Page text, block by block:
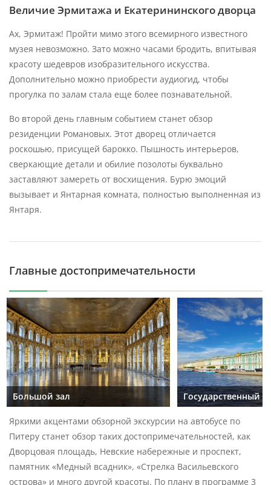
установлены соответствующие информационные
указатели. Сотрудники Эрмитажа будут дежурить в
местах разветвления маршрутов и подскажут
направление к интересующему вас залу или экспонату.
попросить вас предъявить входной билет и направить
в сторону выхода, если время вашего сеанса истекло.
2 день
11:15 – экскурсия в Пушкин с посещением
Вы побываете в Пушкине или Царском Селе. Второе
предстоит путешествие в одну из царских резиденций
Дома Романовых. Вы посетите Екатерининский дворец,
считающийся одним из главных шедевров барокко.
Сможете оценить красоту и роскошь парадных
интерьеров, оценить наряд Янтарной комнаты.
В летнее время (с 15.04 по 30.10) также состоится
экскурсия по великолепному парку
На территории дворцово-паркового комплекса
находится более 100 памятников, архитектурных
сооружений и павильонов. Наиболее известные -
Холодные бани с Агатовыми комнатами, Камеронову
галерею, Висячие сады, Гранитную террасу, Нижние и
Верхние ванны, вы увидите на нашей экскурсии.
Величие Эрмитажа и Екатерининского дворца
Ах, Эрмитаж! Пройти мимо этого всемирного известного
музея невозможно. Зато можно часами бродить, впитывая
красоту шедевров изобразительного искусства.
Дополнительно можно приобрести аудиогид, чтобы
прогулка по залам стала еще более познавательной.
Во второй день главным событием станет обзор
резиденции Романовых. Этот дворец отличается
роскошью, присущей барокко. Пышность интерьеров,
сверкающие детали и обилие позолоты буквально
заставляют замереть от восхищения. Бурю эмоций
вызывает и Янтарная комната, полностью выполненная из
Янтаря.
Главные достопримечательности
Большой зал Государственный
Яркими акцентами обзорной экскурсии на автобусе по
Питеру станет обзор таких достопримечательностей, как
Дворцовая площадь, Невские набережные и проспект,
памятник «Медный всадник», «Стрелка Васильевского
острова» и много другой красоты. По плану в программе 3